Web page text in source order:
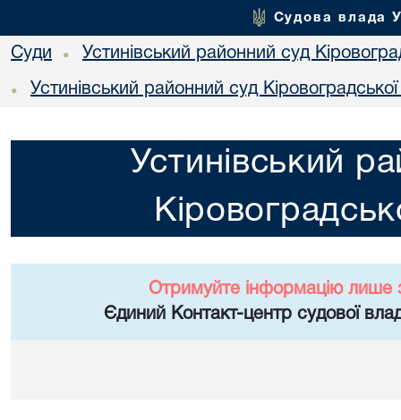
Судова влада
Суди • Устинівський районний суд
• Устинівський районний суд Кіровоградської
Устинівський
Отримуйте інформацію лише
Єдиний Контакт-центр судової